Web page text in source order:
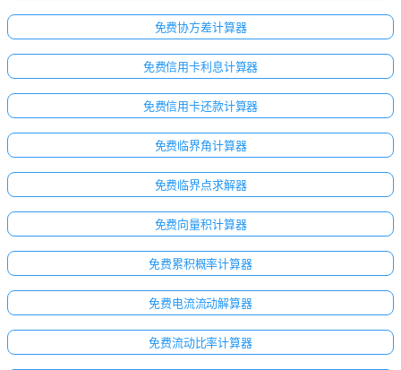
免费协方差计算器
免费信用卡利息计算器
免费信用卡还款计算器
免费临界角计算器
免费临界点求解器
免费向量积计算器
免费累积概率计算器
免费电流流动解算器
免费流动比率计算器